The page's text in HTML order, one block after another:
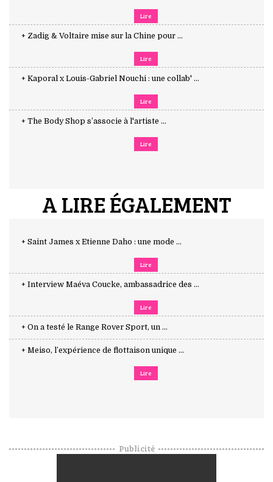
Lire
+ Zadig & Voltaire mise sur la Chine pour ...
Lire
+ Kaporal x Louis-Gabriel Nouchi : une collab' ...
Lire
+ The Body Shop s’associe à l'artiste ...
Lire
A LIRE ÉGALEMENT
+ Saint James x Etienne Daho : une mode ...
Lire
+ Interview Maéva Coucke, ambassadrice des ...
Lire
+ On a testé le Range Rover Sport, un ...
+ Meiso, l’expérience de flottaison unique ...
Lire
Publicité